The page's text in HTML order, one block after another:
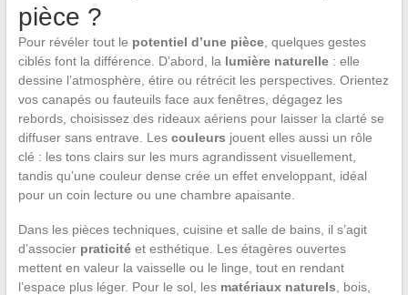
pièce ?
Pour révéler tout le potentiel d’une pièce, quelques gestes
ciblés font la différence. D’abord, la lumière naturelle: elle
dessine l’atmosphère, étire ou rétrécit les perspectives. Orientez
vos canapés ou fauteuils face aux fenêtres, dégagez les
rebords, choisissez des rideaux aériens pour laisser la clarté se
diffuser sans entrave. Les couleurs jouent elles aussi un rôle
clé : les tons clairs sur les murs agrandissent visuellement,
tandis qu’une couleur dense crée un effet enveloppant, idéal
pour un coin lecture ou une chambre apaisante.
Dans les pièces techniques, cuisine et salle de bains, il s’agit
d’associer praticitéet esthétique. Les étagères ouvertes
mettent en valeur la vaisselle ou le linge, tout en rendant
l’espace plus léger. Pour le sol, les matériaux naturels , bois,